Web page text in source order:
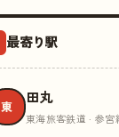
最寄り駅
東
田丸
東海旅客鉄道 · 参宮